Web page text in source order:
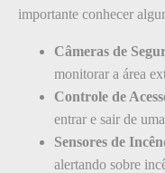
importante conhecer
Câmeras de
monitorar a área
Controle de
entrar e sair de
Sensores de
alertando sobre